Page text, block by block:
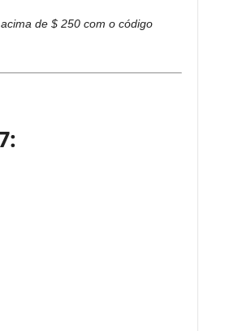
de $ 250 com o código